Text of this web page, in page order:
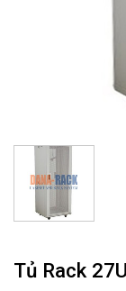
Tủ Rack